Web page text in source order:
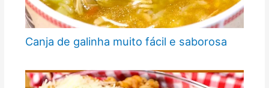
Canja de galinha muito fácil e saborosa